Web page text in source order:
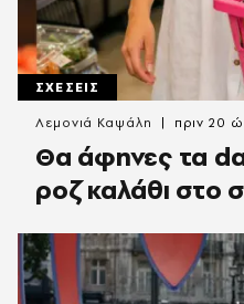
ΣΧΕΣΕΙΣ
Θα άφηνες τα
ροζ καλάθι στο
Λεμονιά Καψάλη πριν 20